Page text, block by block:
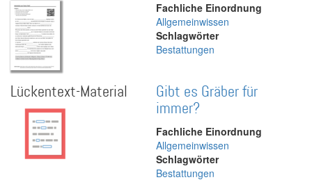
Fachliche Einordnung
Allgemeinwissen
Schlagwörter
Bestattungen
Lückentext-Material
Gibt es Gräber für
immer?
Fachliche Einordnung
Allgemeinwissen
Schlagwörter
Bestattungen